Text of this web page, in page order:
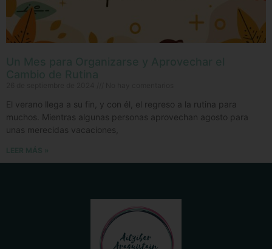
El verano llega a su fin, y con él, el regreso a la rutina para
muchos. Mientras algunas personas aprovechan agosto para
unas merecidas vacaciones,